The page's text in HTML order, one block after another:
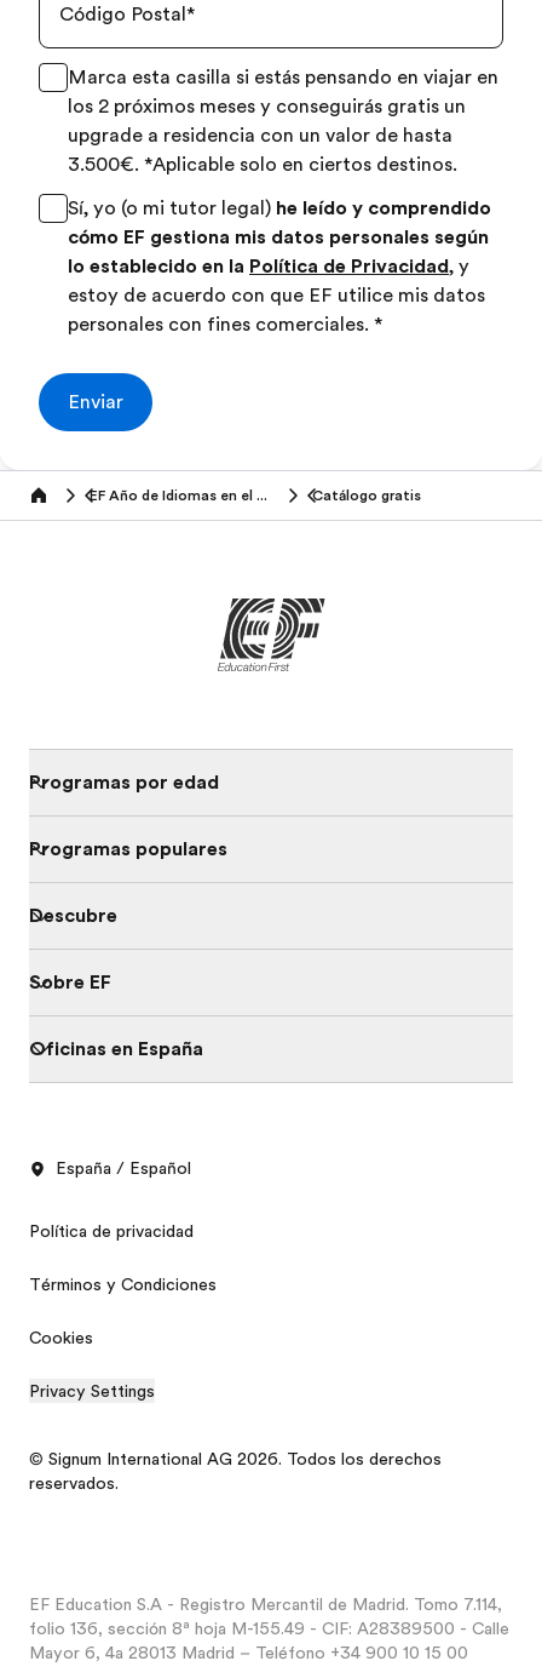
Código Postal *
Marca esta casilla si estás pensando en viajar en
los 2 próximos meses y conseguirás gratis un
upgrade a residencia con un valor de hasta
3.500€. *Aplicable solo en ciertos destinos.
Sí, yo (o mi tutor legal) he leído y comprendido
cómo EF gestiona mis datos personales según
lo establecido en la Política de Privacidad, y
estoy de acuerdo con que EF utilice mis datos
personales con fines comerciales. *
Enviar
Home EF Año de Idiomas en el Extranjero Catálogo gratis
Programas por edad
Programas populares
Descubre
Sobre EF
Oficinas en España
España / Español
Política de privacidad
Términos y Condiciones
Cookies
Privacy Settings
© Signum International AG 2026. Todos los derechos
reservados.
EF Education S.A - Registro Mercantil de Madrid. Tomo 7.114,
folio 136, sección 8ª hoja M-155.49 - CIF: A28389500 - Calle
Mayor 6, 4a 28013 Madrid – Teléfono +34 900 10 15 00